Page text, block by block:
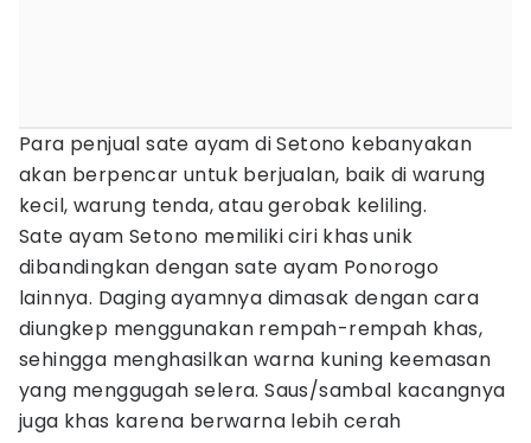
Para penjual sate ayam di Setono kebanyakan
akan berpencar untuk berjualan, baik di warung
kecil, warung tenda, atau gerobak keliling.
Sate ayam Setono memiliki ciri khas unik
dibandingkan dengan sate ayam Ponorogo
lainnya. Daging ayamnya dimasak dengan cara
diungkep menggunakan rempah-rempah khas,
sehingga menghasilkan warna kuning keemasan
yang menggugah selera. Saus/sambal kacangnya
juga khas karena berwarna lebih cerah